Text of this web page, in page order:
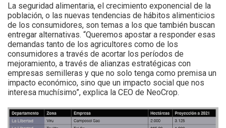
La seguridad alimentaria, el crecimiento exponencial de la
población, o las nuevas tendencias de hábitos alimenticios
de los consumidores, son temas a los que también buscan
entregar alternativas. “Queremos apostar a responder esas
demandas tanto de los agricultores como de los
consumidores a través de acortar los períodos de
mejoramiento, a través de alianzas estratégicas con
empresas semilleras y que no solo tenga como premisa un
impacto económico, sino que un impacto social que nos
interesa muchísimo”, explica la CEO de NeoCrop.